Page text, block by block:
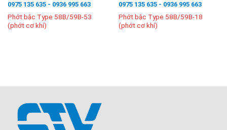
0975 135 635 - 0936 995 663
Phớt bậc Type 58B/59B-53
(phớt cơ khí)
0975 135 635 - 0936 995 663
Phớt bậc Type 58B/59B-18
(phớt cơ khí)